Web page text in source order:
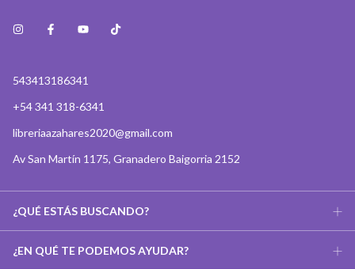
543413186341
+54 341 318-6341
libreriaazahares2020@gmail.com
Av San Martín 1175, Granadero Baigorria 2152
¿QUÉ ESTÁS BUSCANDO?
¿EN QUÉ TE PODEMOS AYUDAR?